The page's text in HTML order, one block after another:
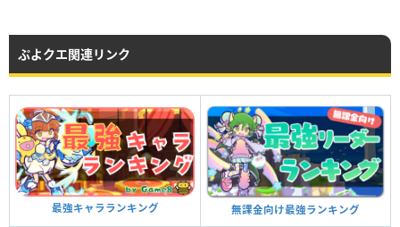
ぷよクエ関連リンク
最強キャラランキング 無課金向け最強ランキング